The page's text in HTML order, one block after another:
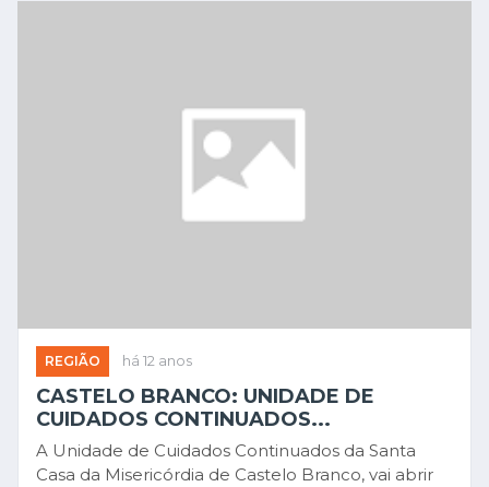
REGIÃO há 12 anos
CASTELO BRANCO: UNIDADE DE
CUIDADOS CONTINUADOS...
A Unidade de Cuidados Continuados da Santa
Casa da Misericórdia de Castelo Branco, vai abrir